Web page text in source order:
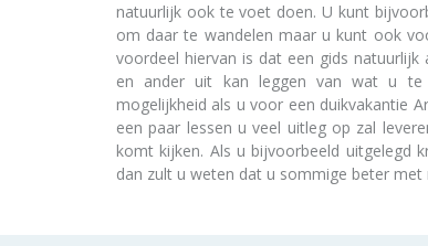
natuurlijk ook te voet doen. U kunt
om daar te wandelen maar u kunt ook
voordeel hiervan is dat een gids
en ander uit kan leggen van wat u
mogelijkheid als u voor een duikvakantie
een paar lessen u veel uitleg op zal
komt kijken. Als u bijvoorbeeld uitgelegd
dan zult u weten dat u sommige beter met